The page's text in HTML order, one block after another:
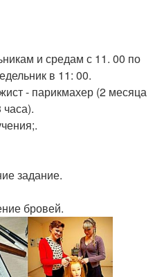
и средам с 11. 00 по
в 11: 00.
- парикмахер (2 месяца
задание.
бровей.